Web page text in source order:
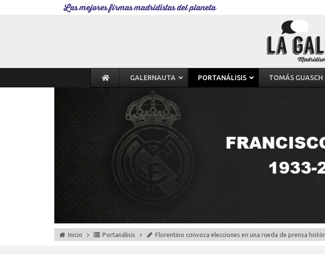
Las mejores firmas madridistas del planeta
GALERNAUTA PORTANÁLISIS TOMÁS GUASCH
Inicio Portanálisis Florentino convoca elecciones en una rueda de prensa